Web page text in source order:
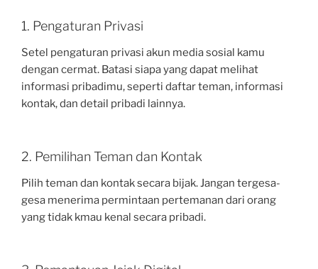
1. Pengaturan Privasi
Setel pengaturan privasi akun media sosial kamu
dengan cermat. Batasi siapa yang dapat melihat
informasi pribadimu, seperti daftar teman, informasi
kontak, dan detail pribadi lainnya.
2. Pemilihan Teman dan Kontak
Pilih teman dan kontak secara bijak. Jangan tergesa-
gesa menerima permintaan pertemanan dari orang
yang tidak kmau kenal secara pribadi.